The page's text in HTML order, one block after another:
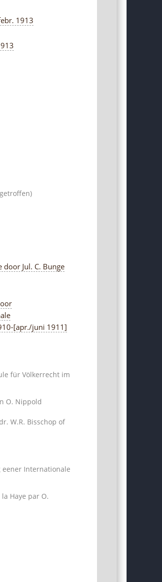
1913
Jul. C. Bunge
[apr./juni 1911]
für Völkerrecht im
O. Nippold
W.R. Bisschop of
eener Internationale
Haye par O.